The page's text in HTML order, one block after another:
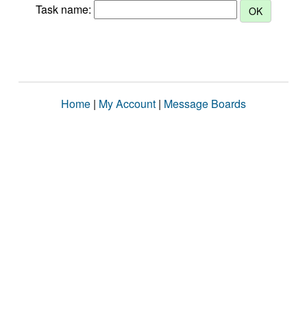
Task name:
Home | My Account | Message Boards